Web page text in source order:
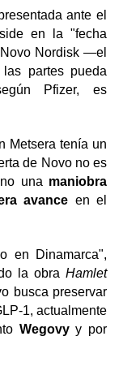
ante el
en la "fecha
Nordisk —el
partes pueda
Pfizer, es
Metsera tenía un
de Novo no es
una maniobra
avance en el
en Dinamarca",
la obra Hamlet
busca preservar
1, actualmente
Wegovyy por